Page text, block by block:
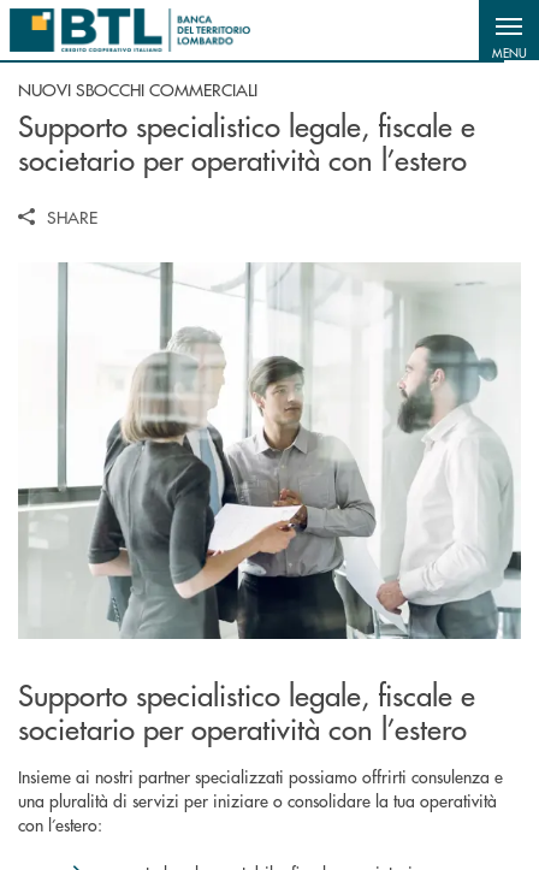
Salta al contenuto principale
MENU
NUOVI SBOCCHI COMMERCIALI
Supporto specialistico legale, fiscale e
societario per operatività con l’estero
SHARE
Supporto specialistico legale, fiscale e
societario per operatività con l’estero
Insieme ai nostri partner specializzati possiamo offrirti consulenza e
una pluralità di servizi per iniziare o consolidare la tua operatività
con l’estero: